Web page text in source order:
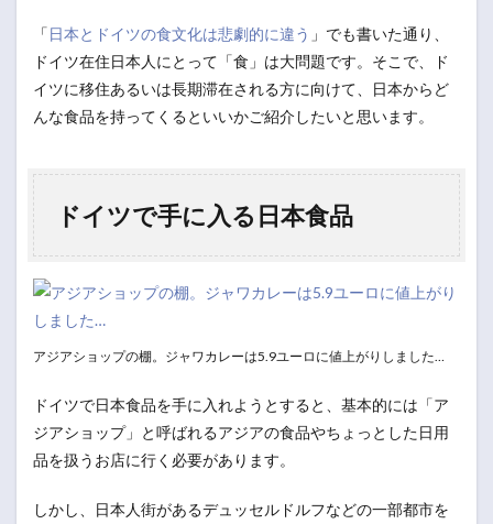
「日本とドイツの食文化は悲劇的に違う 」でも書いた通り、
ドイツ在住日本人にとって「食」は大問題です。そこで、ド
イツに移住あるいは長期滞在される方に向けて、日本からど
んな食品を持ってくるといいかご紹介したいと思います。
ドイツで手に入る日本食品
アジアショップの棚。ジャワカレーは5.9ユーロに値上がりしました…
ドイツで日本食品を手に入れようとすると、基本的には「ア
ジアショップ」と呼ばれるアジアの食品やちょっとした日用
品を扱うお店に行く必要があります。
しかし、日本人街があるデュッセルドルフなどの一部都市を